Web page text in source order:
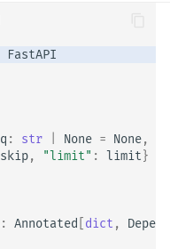
FastAPI
q : str None = None,
skip, "limit" : limit }
: Annotated dict ,